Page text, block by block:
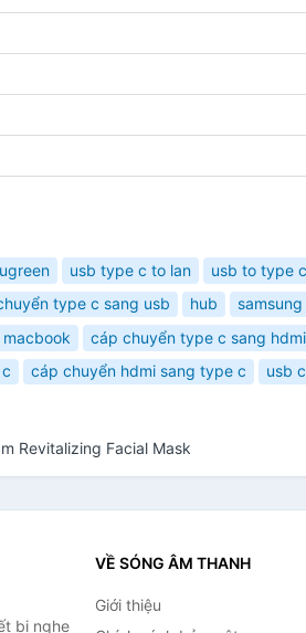
usb type c to lan usb to type c
type c sang usb hub
macbook cáp chuyển type c sang hdmi
cáp chuyển hdmi sang type c usb
Revitalizing Facial Mask
bị nghe
VỀ SÓNG ÂM THANH
Giới thiệu